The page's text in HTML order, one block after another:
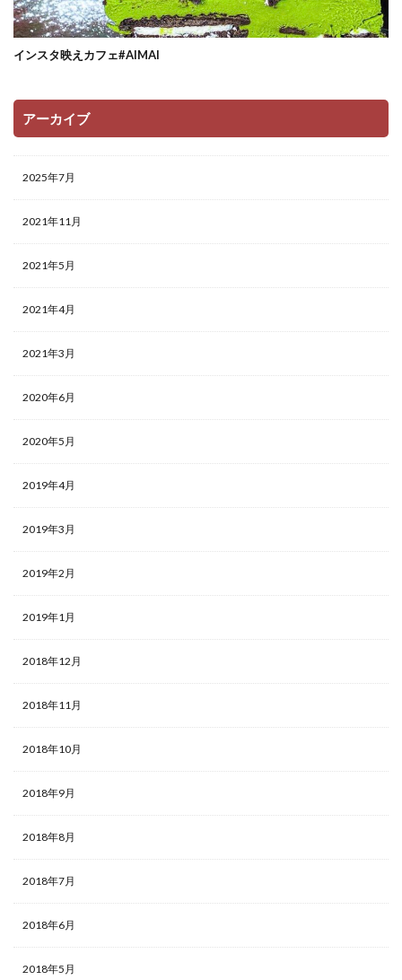
インスタ映えカフェ#AIMAI
アーカイブ
2025年7月
2021年11月
2021年5月
2021年4月
2021年3月
2020年6月
2020年5月
2019年4月
2019年3月
2019年2月
2019年1月
2018年12月
2018年11月
2018年10月
2018年9月
2018年8月
2018年7月
2018年6月
2018年5月